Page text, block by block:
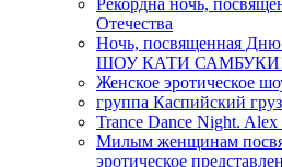
Рекордна ночь,
Отечества
Ночь, посвященная Дню
ШОУ КАТИ
Женское эротическое
группа Каспийский груз
Trance Dance Night.
Милым женщинам
эротическое